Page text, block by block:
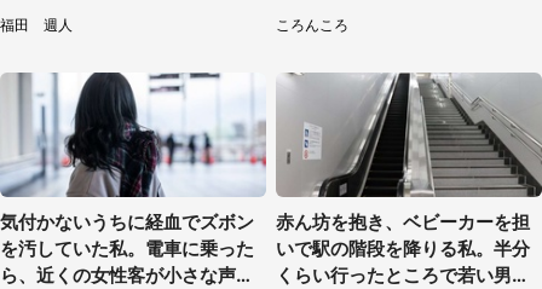
えそう」
福田 週人
線【期間限定】
ころんころ
気付かないうちに経血でズボン
を汚していた私。電車に乗った
ら、近くの女性客が小さな声で
赤ん坊を抱き、ベビーカーを担
いで駅の階段を降りる私。半分
くらい行ったところで若い男性